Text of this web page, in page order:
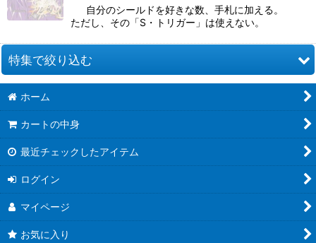
自分のシールドを好きな数、手札に加える。
ただし、その「S・トリガー」は使えない。
特集で絞り込む
ドラゴン娘になりたくないっ！ 文化祭だョ！全員集合!!ドラ娘
100％パック【DM26-EX3】
悪感謝祭カリスマBEST【DM26-EX2】
ますますつよいパック25の援軍【DM26-EX1】
逆札篇第1弾逆転神VS切札竜【DM26-RP1】
ホーム
カートの中身
最近チェックしたアイテム
ログイン
マイページ
お気に入り